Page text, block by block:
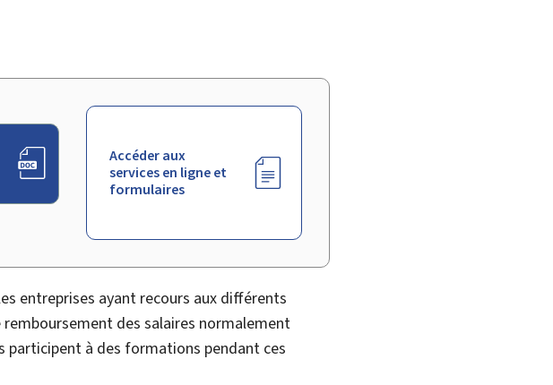
Accéder aux
services en ligne et
formulaires
entreprises ayant recours aux différents
des salaires normalement
participent à des formations pendant ces